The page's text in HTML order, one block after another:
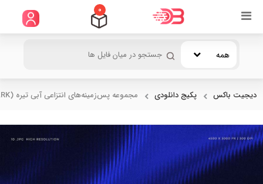
0
همه
دیجیت باکس پکیج دانلودی مجموعه پس‌زمینه‌های انتزاعی آبی تیره (DARK...